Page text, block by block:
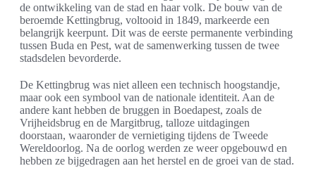
de ontwikkeling van de stad en haar volk. De bouw van de
beroemde Kettingbrug, voltooid in 1849, markeerde een
belangrijk keerpunt. Dit was de eerste permanente verbinding
tussen Buda en Pest, wat de samenwerking tussen de twee
stadsdelen bevorderde.
De Kettingbrug was niet alleen een technisch hoogstandje,
maar ook een symbool van de nationale identiteit. Aan de
andere kant hebben de bruggen in Boedapest, zoals de
Vrijheidsbrug en de Margitbrug, talloze uitdagingen
doorstaan, waaronder de vernietiging tijdens de Tweede
Wereldoorlog. Na de oorlog werden ze weer opgebouwd en
hebben ze bijgedragen aan het herstel en de groei van de stad.